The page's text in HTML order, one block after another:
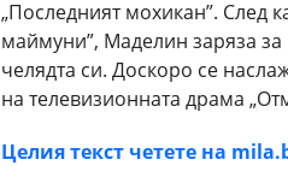
„Последният мохикан”. След
маймуни”, Маделин заряза
челядта си. Доскоро се
на телевизионната драма
Цeлия текст четете на